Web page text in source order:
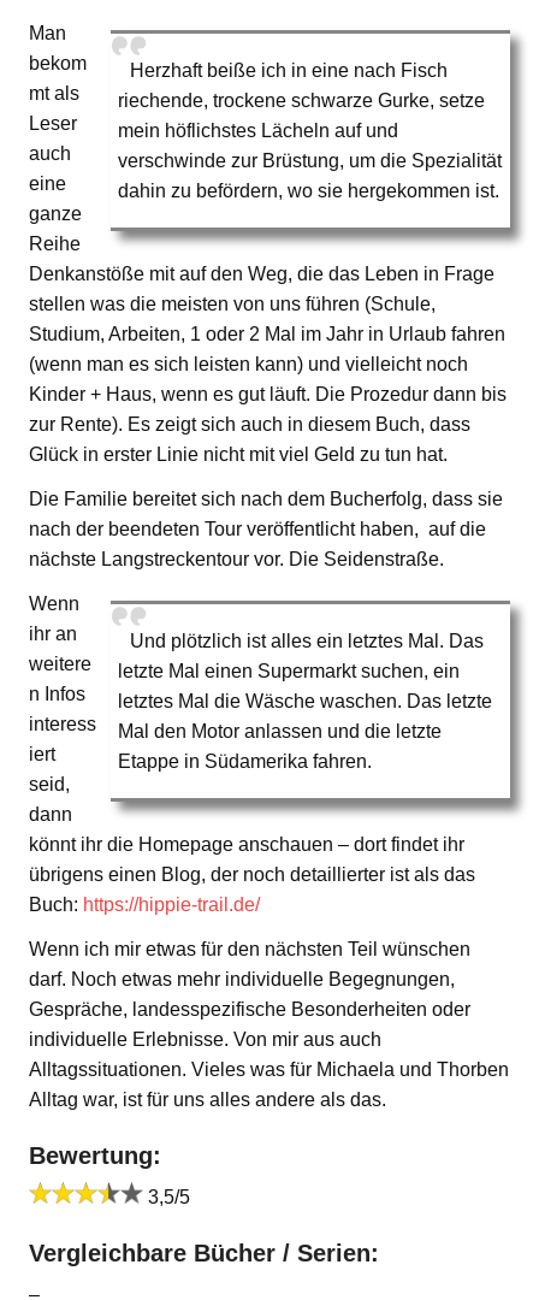
Herzhaft beiße ich in eine nach Fisch
riechende, trockene schwarze Gurke, setze
mein höflichstes Lächeln auf und
verschwinde zur Brüstung, um die Spezialität
dahin zu befördern, wo sie hergekommen ist.
Man
bekom
mt als
Leser
auch
eine
ganze
Reihe
Denkanstöße mit auf den Weg, die das Leben in Frage
stellen was die meisten von uns führen (Schule,
Studium, Arbeiten, 1 oder 2 Mal im Jahr in Urlaub fahren
(wenn man es sich leisten kann) und vielleicht noch
Kinder + Haus, wenn es gut läuft. Die Prozedur dann bis
zur Rente). Es zeigt sich auch in diesem Buch, dass
Glück in erster Linie nicht mit viel Geld zu tun hat.
Die Familie bereitet sich nach dem Bucherfolg, dass sie
nach der beendeten Tour veröffentlicht haben, auf die
nächste Langstreckentour vor. Die Seidenstraße.
Und plötzlich ist alles ein letztes Mal. Das
letzte Mal einen Supermarkt suchen, ein
letztes Mal die Wäsche waschen. Das letzte
Mal den Motor anlassen und die letzte
Etappe in Südamerika fahren.
Wenn
ihr an
weitere
n Infos
interess
iert
seid,
dann
könnt ihr die Homepage anschauen – dort findet ihr
übrigens einen Blog, der noch detaillierter ist als das
Buch: https://hippie-trail.de/
Wenn ich mir etwas für den nächsten Teil wünschen
darf. Noch etwas mehr individuelle Begegnungen,
Gespräche, landesspezifische Besonderheiten oder
individuelle Erlebnisse. Von mir aus auch
Alltagssituationen. Vieles was für Michaela und Thorben
Alltag war, ist für uns alles andere als das.
Bewertung:
3,5/5
Vergleichbare Bücher / Serien:
–